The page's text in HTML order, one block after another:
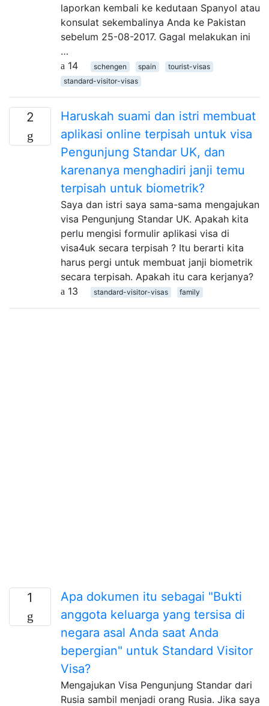
laporkan kembali ke kedutaan Spanyol atau
konsulat sekembalinya Anda ke Pakistan
sebelum 25-08-2017. Gagal melakukan ini
…
14
schengen spain
tourist-visas
standard-visitor-visas
2
Haruskah suami dan istri membuat
aplikasi online terpisah untuk visa
Pengunjung Standar UK, dan
karenanya menghadiri janji temu
terpisah untuk biometrik?
Saya dan istri saya sama-sama mengajukan
visa Pengunjung Standar UK. Apakah kita
perlu mengisi formulir aplikasi visa di
visa4uk secara terpisah ? Itu berarti kita
harus pergi untuk membuat janji biometrik
secara terpisah. Apakah itu cara kerjanya?
13
standard-visitor-visas family
1
Apa dokumen itu sebagai "Bukti
anggota keluarga yang tersisa di
negara asal Anda saat Anda
bepergian" untuk Standard Visitor
Visa?
Mengajukan Visa Pengunjung Standar dari
Rusia sambil menjadi orang Rusia. Jika saya